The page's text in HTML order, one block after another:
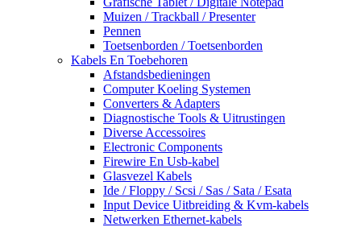
Muizen / Trackball / Presenter
Pennen
Toetsenborden / Toetsenborden
Kabels En Toebehoren
Afstandsbedieningen
Computer Koeling Systemen
Converters & Adapters
Diagnostische Tools & Uitrustingen
Diverse Accessoires
Electronic Components
Firewire En Usb-kabel
Glasvezel Kabels
Ide / Floppy / Scsi / Sas / Sata / Esata
Input Device Uitbreiding & Kvm-kabels
Netwerken Ethernet-kabels